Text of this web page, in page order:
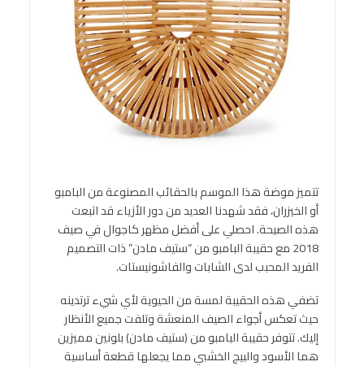
تتميز موضة هذا الموسم بالحقائب المصنوعة من البامبو
أو الخيزران، فقد شهدنا العديد من دور الأزياء قد اتبعت
هذه الصيحة. احصلي على أفضل مظهر كاجوال في صيف
2018 مع حقيبة البامبو من “ستيف مادن” ذات التصميم
الفريد المحبب لدى الشابات والفاشونيستات.
تضفي هذه الحقيبة لمسة من الحيوية لأي شيء ترتدينه
حيث تعكس أجواء الصيف المنعشة وتلفت جميع الأنظار
إليك. تتوفر حقيبة البامبو من (ستيف مادن) بلونين مميزين
هما الأسود والبيج الخشبي مما يجعلها قطعة أساسية